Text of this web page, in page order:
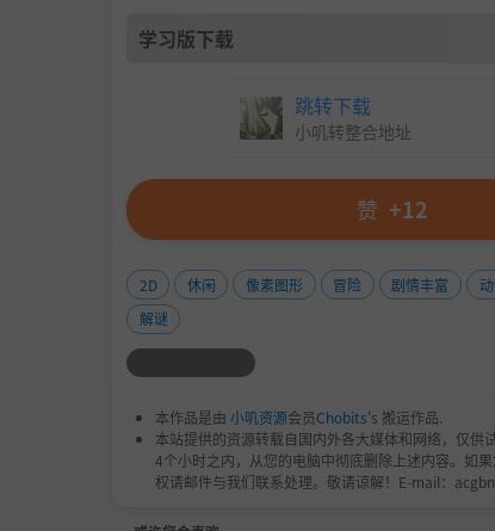
学习版下载
跳转下载
小叽转整合地址
赞 +12
2D 休闲 像素图形 冒险 剧情丰富
解谜
本作品是由 小叽资源会员Chobits's 搬运作品.
本站提供的资源转载自国内外各大媒体和网络，仅
4个小时之内，从您的电脑中彻底删除上述内容。如
权请邮件与我们联系处理。敬请谅解！E-mail：